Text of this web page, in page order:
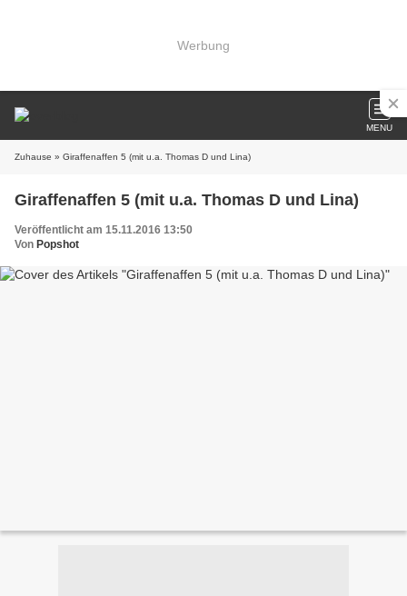
Werbung
MENU
Zuhause » Giraffenaffen 5 (mit u.a. Thomas D und Lina)
Giraffenaffen 5 (mit u.a. Thomas D und Lina)
Veröffentlicht am 15.11.2016 13:50
Von Popshot